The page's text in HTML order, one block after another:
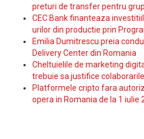
preturi de transfer pentru
CEC Bank finanteaza
urilor din productie prin
Emilia Dumitrescu preia
Delivery Center din Romania
Cheltuielile de marketing
trebuie sa justifice
Platformele cripto fara
opera in Romania de la 1 iulie